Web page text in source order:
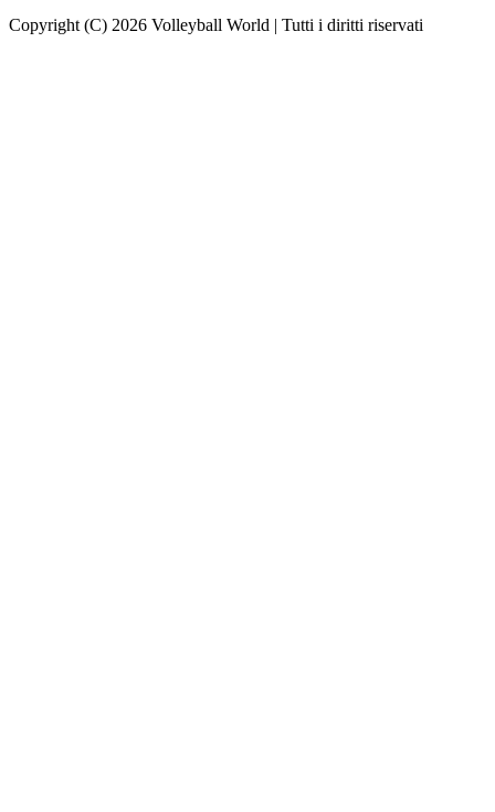
Copyright (C) 2026 Volleyball World | Tutti i diritti riservati